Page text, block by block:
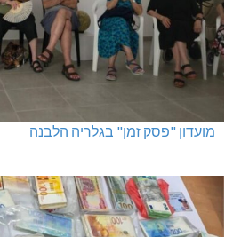
מועדון "פסק זמן" בגלריה הלבנה